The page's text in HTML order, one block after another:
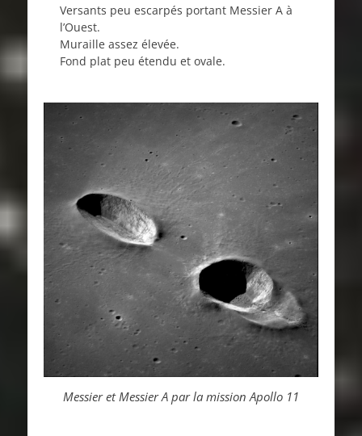
Versants peu escarpés portant Messier A à
l’Ouest.
Muraille assez élevée.
Fond plat peu étendu et ovale.
Messier et Messier A par la mission Apollo 11